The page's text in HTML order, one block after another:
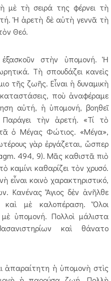
μὲ τὴ σειρά της φέρνει τὴ
Ἡ ἀρετὴ δὲ αὐτὴ γεννᾶ τὴ
Θεό.
στὴν ὑπομονή. Ἡ
Τὴ σπουδάζει κανεὶς
τῆς ζωῆς. Εἶναι ἡ δυναμικὴ
ποὺ ἀναφέραμε
αὐτή, ἡ ὑπομονή, βοηθεῖ
τὴν ἀρετή. «Τί τὸ
ὁ Μέγας Φώτιος. «Μέγα»,
γὰρ ἐργάζεται, ὥσπερ
494, 9). Μᾶς καθιστᾶ πιὸ
καθαρίζει τὸν χρυσό.
εἶναι κοινὸ χαρακτηριστικό,
Κανένας Ἅγιος δὲν ἀνῆλθε
μὲ καλοπέραση. Ὅλοι
ὑπομονή. Πολλοὶ μάλιστα
καὶ θάνατο
ἀπαραίτητη ἡ ὑπομονὴ στὶς